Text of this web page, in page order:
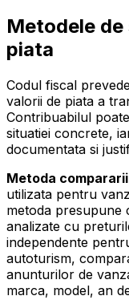
Metodele
piata
Codul fiscal
valorii de piata a
Contribuabilul
situatiei concrete,
documentata si
Metoda
utilizata pentru
metoda presupune
analizate cu
independente
autoturism,
anunturilor de
marca, model, an